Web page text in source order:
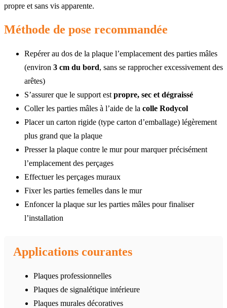
propre et sans vis apparente.
Méthode de pose recommandée
Repérer au dos de la plaque l’emplacement des parties mâles
(environ 3 cm du bord, sans se rapprocher excessivement des
arêtes)
S’assurer que le support est propre, sec et dégraissé
Coller les parties mâles à l’aide de la colle Rodycol
Placer un carton rigide (type carton d’emballage) légèrement
plus grand que la plaque
Presser la plaque contre le mur pour marquer précisément
l’emplacement des perçages
Effectuer les perçages muraux
Fixer les parties femelles dans le mur
Enfoncer la plaque sur les parties mâles pour finaliser
l’installation
Applications courantes
Plaques professionnelles
Plaques de signalétique intérieure
Plaques murales décoratives